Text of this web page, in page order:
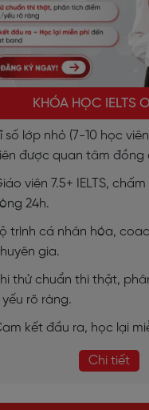
KHÓA HỌC IELTS
số lớp nhỏ (7-10 học
được quan tâm đồng
viên 7.5+ IELTS,
24h.
trình cá nhân hóa,
gia.
Thi thử chuẩn thi thật,
rõ ràng.
kết đầu ra, học lại
Chi tiết